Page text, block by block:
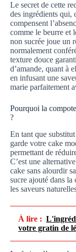
Le secret de cette
des ingrédients qui,
compensent
comme le beurre et
non sucrée joue un
normalement
texture douce
d’amande, quant à
en infusant une
marie parfaitement
Pourquoi la
?
En tant que
garde votre cake
permettant de
C’est une
cake sans alourdir
sucre ajouté dans la
les saveurs
À lire :
votre gratin de